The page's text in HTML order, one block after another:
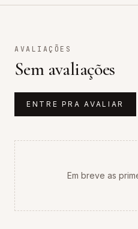
AVALIAÇÕES
Sem avaliações
ENTRE PRA AVALIAR
Em breve as